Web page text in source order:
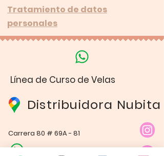
Tratamiento de datos
personales
Línea de Curso de Velas
Distribuidora Nubita
Carrera 80 # 69A - 81